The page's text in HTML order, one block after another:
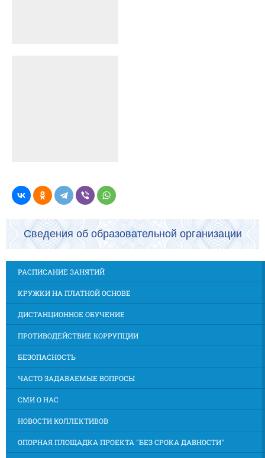
Сведения об образовательной организации
РАСПИСАНИЕ ЗАНЯТИЙ
КРУЖКИ НА ПЛАТНОЙ ОСНОВЕ
ДИСТАНЦИОННОЕ ОБУЧЕНИЕ
ПРОТИВОДЕЙСТВИЕ КОРРУПЦИИ
БЕЗОПАСНОСТЬ
ЧАСТО ЗАДАВАЕМЫЕ ВОПРОСЫ
СМИ О НАС
НОВОСТИ КОЛЛЕКТИВОВ
ОПОРНАЯ ПЛОЩАДКА ПРОЕКТА "БЕЗ СРОКА ДАВНОСТИ"